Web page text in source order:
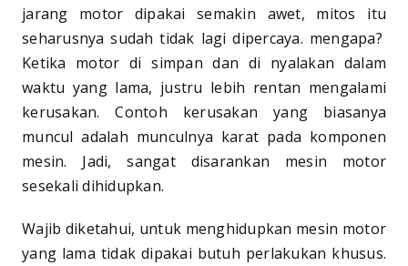
jarang motor dipakai semakin awet, mitos itu
seharusnya sudah tidak lagi dipercaya. mengapa?
Ketika motor di simpan dan di nyalakan dalam
waktu yang lama, justru lebih rentan mengalami
kerusakan. Contoh kerusakan yang biasanya
muncul adalah munculnya karat pada komponen
mesin. Jadi, sangat disarankan mesin motor
sesekali dihidupkan.
Wajib diketahui, untuk menghidupkan mesin motor
yang lama tidak dipakai butuh perlakukan khusus.